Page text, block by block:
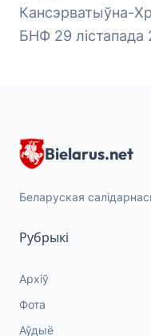
Кансэрватыўна-
БНФ 29 лістапада
Bielarus.net
Беларуская
Рубрыкі
Архіў
Фота
Аўдыё